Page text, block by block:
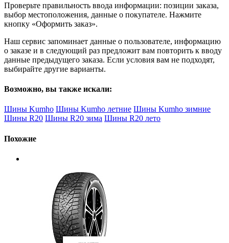
Проверьте правильность ввода информации: позиции заказа,
выбор местоположения, данные о покупателе. Нажмите
кнопку «Оформить заказ».
Наш сервис запоминает данные о пользователе, информацию
о заказе и в следующий раз предложит вам повторить к вводу
данные предыдущего заказа. Если условия вам не подходят,
выбирайте другие варианты.
Возможно, вы также искали:
Шины Kumho Шины Kumho летние Шины Kumho зимние
Шины R20 Шины R20 зима Шины R20 лето
Похожие